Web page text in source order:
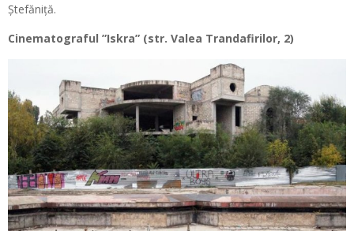
Ștefăniță.
Cinematograful ”Iskra” (str. Valea Trandafirilor, 2)